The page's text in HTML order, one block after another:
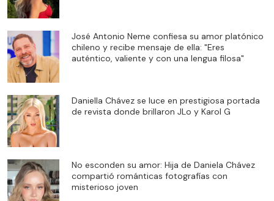
José Antonio Neme confiesa su amor platónico
chileno y recibe mensaje de ella: "Eres
auténtico, valiente y con una lengua filosa"
Daniella Chávez se luce en prestigiosa portada
de revista donde brillaron JLo y Karol G
No esconden su amor: Hija de Daniela Chávez
compartió románticas fotografías con
misterioso joven